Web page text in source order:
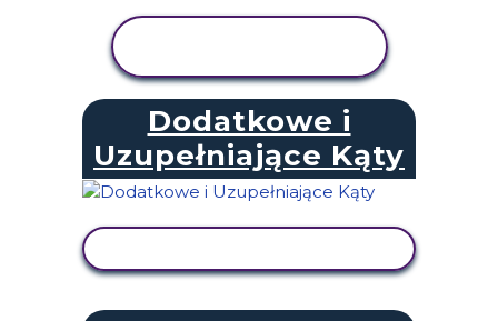
Dodatkowe i
Uzupełniające Kąty